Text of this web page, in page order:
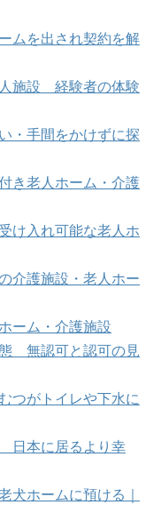
ムを出され契約を解
施設 経験者の体験
・手間をかけずに探
き老人ホーム・介護
け入れ可能な老人ホ
介護施設・老人ホー
ーム・介護施設
無認可と認可の見
つがトイレや下水に
日本に居るより幸
犬ホームに預ける｜